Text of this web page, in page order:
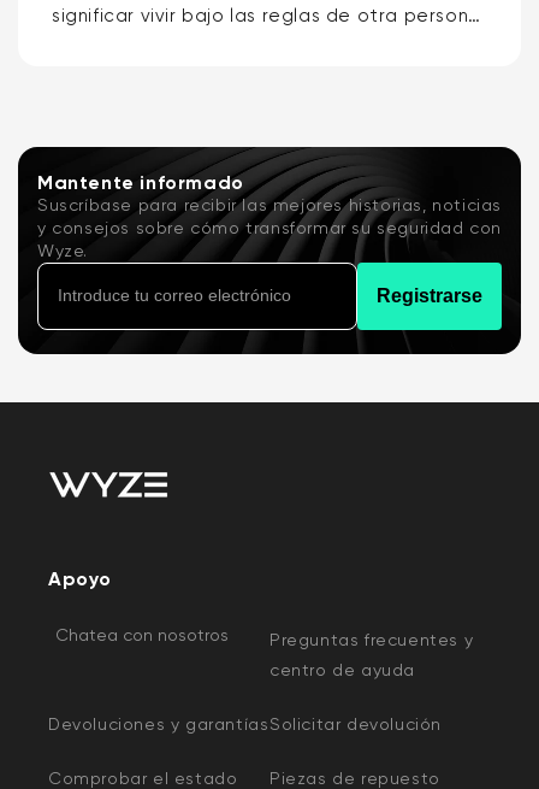
significar vivir bajo las reglas de otra persona,
Mantente informado
Suscríbase para recibir las mejores historias, noticias
y consejos sobre cómo transformar su seguridad con
Wyze.
Registrarse
Apoyo
Chatea con nosotros
Preguntas frecuentes y
centro de ayuda
Devoluciones y garantíasSolicitar devolución
Comprobar el estado
Piezas de repuesto